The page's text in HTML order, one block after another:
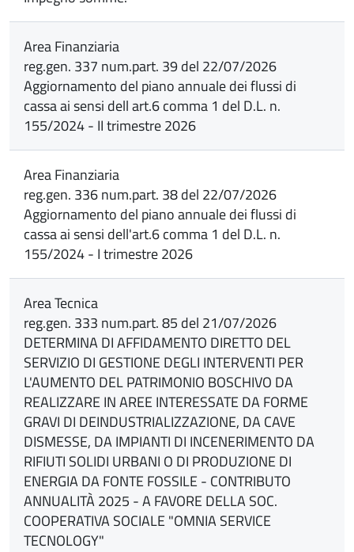
Area Finanziaria
reg.gen. 337 num.part. 39 del 22/07/2026
Aggiornamento del piano annuale dei flussi di
cassa ai sensi dell art.6 comma 1 del D.L. n.
155/2024 - II trimestre 2026
Area Finanziaria
reg.gen. 336 num.part. 38 del 22/07/2026
Aggiornamento del piano annuale dei flussi di
cassa ai sensi dell'art.6 comma 1 del D.L. n.
155/2024 - I trimestre 2026
Area Tecnica
reg.gen. 333 num.part. 85 del 21/07/2026
DETERMINA DI AFFIDAMENTO DIRETTO DEL
SERVIZIO DI GESTIONE DEGLI INTERVENTI PER
L'AUMENTO DEL PATRIMONIO BOSCHIVO DA
REALIZZARE IN AREE INTERESSATE DA FORME
GRAVI DI DEINDUSTRIALIZZAZIONE, DA CAVE
DISMESSE, DA IMPIANTI DI INCENERIMENTO DA
RIFIUTI SOLIDI URBANI O DI PRODUZIONE DI
ENERGIA DA FONTE FOSSILE - CONTRIBUTO
ANNUALITÀ 2025 - A FAVORE DELLA SOC.
COOPERATIVA SOCIALE "OMNIA SERVICE
TECNOLOGY"